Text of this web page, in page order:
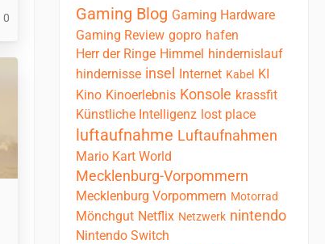
0 Gaming Blog Gaming Hardware
Gaming Review gopro hafen
Herr der Ringe Himmel hindernislauf
hindernisse insel Internet Kabel KI
Kino Kinoerlebnis Konsole krassfit
Künstliche Intelligenz lost place
luftaufnahme Luftaufnahmen
Mario Kart World
Mecklenburg-Vorpommern
Mecklenburg Vorpommern Motorrad
Mönchgut Netflix Netzwerk nintendo
Nintendo Switch